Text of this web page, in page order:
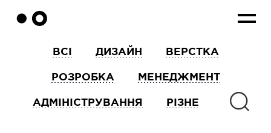
ВСІ ДИЗАЙН ВЕРСТКА
РОЗРОБКА МЕНЕДЖМЕНТ
АДМІНІСТРУВАННЯ РІЗНЕ